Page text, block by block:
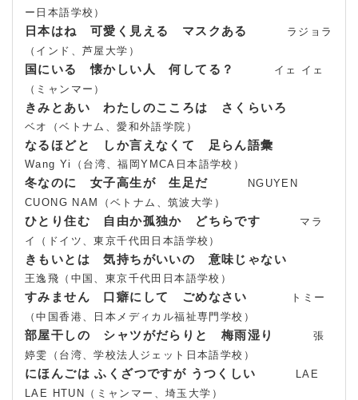
ー日本語学校）
日本はね 可愛く見える マスクある
ラジョラ
（インド、芦屋大学）
国にいる 懐かしい人 何してる？
イェ イェ
（ミャンマー）
きみとあい わたしのこころは さくらいろ
ベオ（ベトナム、愛和外語学院）
なるほどと しか言えなくて 足らん語彙
Wang Yi（台湾、福岡YMCA日本語学校）
冬なのに 女子高生が 生足だ
NGUYEN
CUONG NAM（ベトナム、筑波大学）
ひとり住む 自由か孤独か どちらです
マラ
イ（ドイツ、東京千代田日本語学校）
きもいとは 気持ちがいいの 意味じゃない
王逸飛（中国、東京千代田日本語学校）
すみません 口癖にして ごめなさい
トミー
（中国香港、日本メディカル福祉専門学校）
部屋干しの シャツがだらりと 梅雨湿り
張
婷雯（台湾、学校法人ジェット日本語学校）
にほんごは ふくざつですが うつくしい
LAE
LAE HTUN（ミャンマー、埼玉大学）